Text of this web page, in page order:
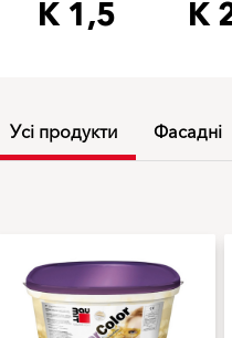
K 1,5 K
Усі продукти Фасадні